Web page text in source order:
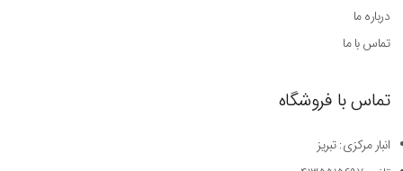
درباره ما
تماس با ما
تماس با فروشگاه
انبار مرکزی: تبریز